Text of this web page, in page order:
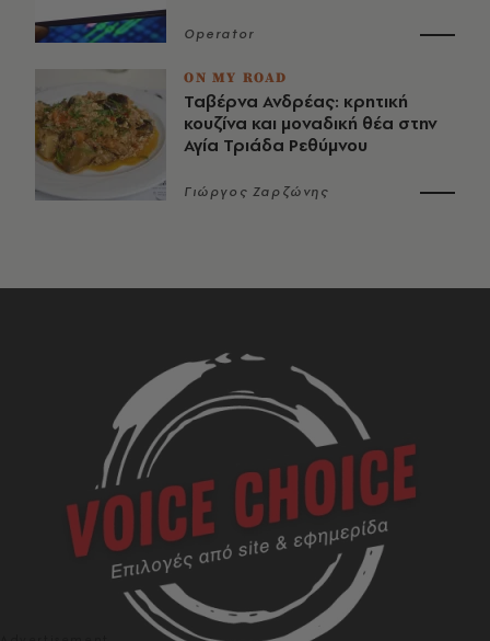
Operator
ON MY ROAD
Ταβέρνα Ανδρέας: κρητική
κουζίνα και μοναδική θέα στην
Αγία Τριάδα Ρεθύμνου
Γιώργος Ζαρζώνης